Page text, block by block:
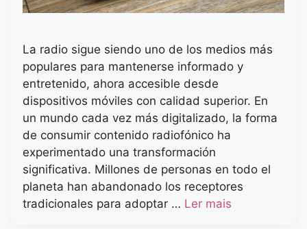
La radio sigue siendo uno de los medios más
populares para mantenerse informado y
entretenido, ahora accesible desde
dispositivos móviles con calidad superior. En
un mundo cada vez más digitalizado, la forma
de consumir contenido radiofónico ha
experimentado una transformación
significativa. Millones de personas en todo el
planeta han abandonado los receptores
tradicionales para adoptar … Ler mais